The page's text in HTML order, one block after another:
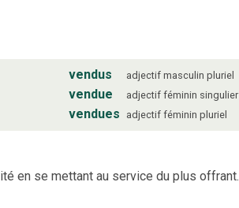
vendus adjectif masculin pluriel
vendue adjectif féminin singulier
vendues adjectif féminin pluriel
en se mettant au service du plus offrant.